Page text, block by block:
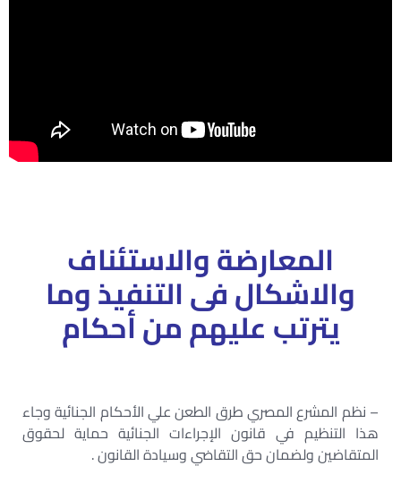
المعارضة والاستئناف
والاشكال فى التنفيذ وما
يترتب عليهم من أحكام
– نظم المشرع المصري طرق الطعن علي الأحكام الجنائية وجاء
هذا التنظيم في قانون الإجراءات الجنائية حماية لحقوق
المتقاضين ولضمان حق التقاضي وسيادة القانون .